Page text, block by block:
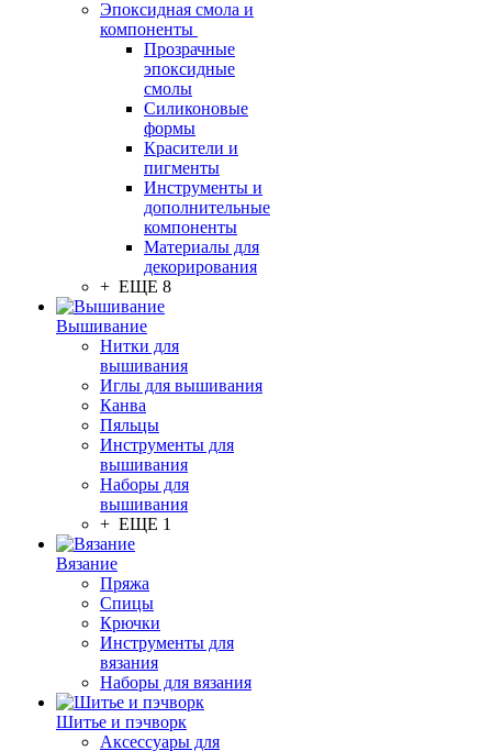
Эпоксидная смола и
компоненты
Прозрачные
эпоксидные
смолы
Силиконовые
формы
Красители и
пигменты
Инструменты и
дополнительные
компоненты
Материалы для
декорирования
+ ЕЩЕ 8
Вышивание
Нитки для
вышивания
Иглы для вышивания
Канва
Пяльцы
Инструменты для
вышивания
Наборы для
вышивания
+ ЕЩЕ 1
Вязание
Пряжа
Спицы
Крючки
Инструменты для
вязания
Наборы для вязания
Шитье и пэчворк
Аксессуары для